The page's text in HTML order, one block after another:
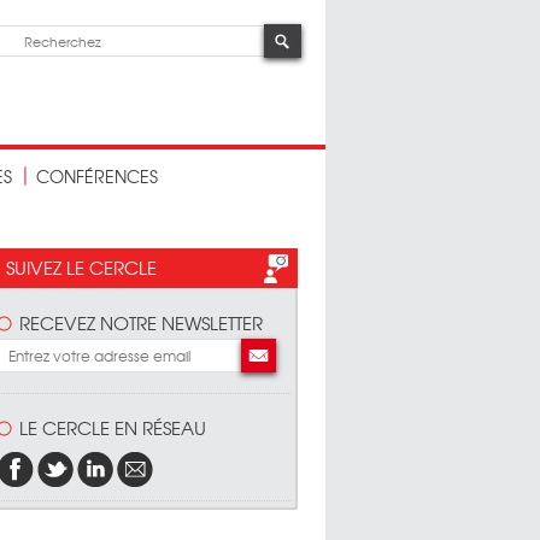
CONFÉRENCES
SUIVEZ LE CERCLE
RECEVEZ NOTRE NEWSLETTER
LE CERCLE EN RÉSEAU